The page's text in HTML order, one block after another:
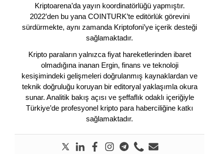
Kriptoarena’da yayın koordinatörlüğü yapmıştır.
2022’den bu yana COINTURK’te editörlük görevini
sürdürmekte, aynı zamanda Kriptofoni’ye içerik desteği
sağlamaktadır.
Kripto paraların yalnızca fiyat hareketlerinden ibaret
olmadığına inanan Ergin, finans ve teknoloji
kesişimindeki gelişmeleri doğrulanmış kaynaklardan ve
teknik doğruluğu koruyan bir editoryal yaklaşımla okura
sunar. Analitik bakış açısı ve şeffaflık odaklı içeriğiyle
Türkiye’de profesyonel kripto para haberciliğine katkı
sağlamaktadır.